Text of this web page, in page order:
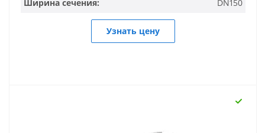
Ширина сечения:
DN150
Узнать цену